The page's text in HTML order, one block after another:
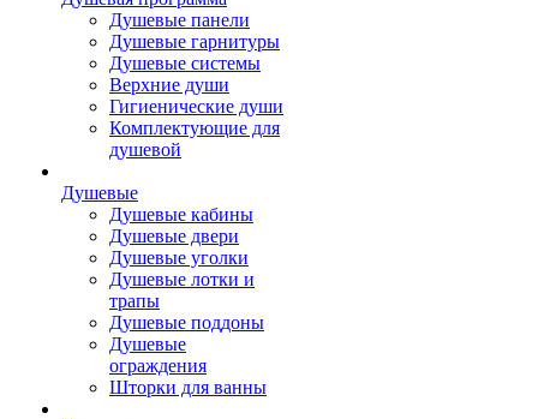
Душевые панели
Душевые гарнитуры
Душевые системы
Верхние души
Гигиенические души
Комплектующие для
душевой
Душевые
Душевые кабины
Душевые двери
Душевые уголки
Душевые лотки и
трапы
Душевые поддоны
Душевые
ограждения
Шторки для ванны